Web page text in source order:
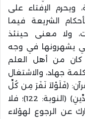
الإفتاء على
الشريعة فيما
ولا معنى حينئذ
يشهرونها في وجه
كان من أهل العلم
جهاد، والاشتغال
(فَلَوْلاَ نَفَرَ مِن كُلِّ
فِرْقَةٍ مِّنْهُمْ طَآئِفَةٌ لِّيَتَفَقَّهُواْ فِي الدِّينِ) (النوبة: 122)؛ فلا
عن الرجوع لهؤلاء